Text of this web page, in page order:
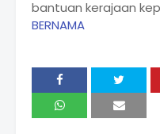
bantuan kerajaan
BERNAMA